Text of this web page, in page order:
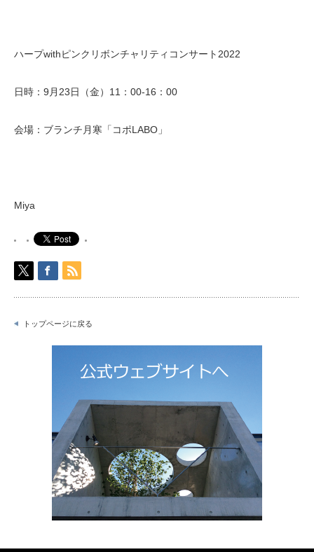
ハープwithピンクリボンチャリティコンサート2022
日時：9月23日（金）11：00-16：00
会場：ブランチ月寒「コポLABO」
Miya
トップページに戻る